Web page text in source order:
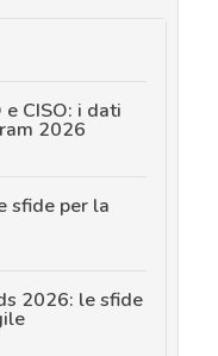
CISO: i dati
2026
sfide per la
2026: le sfide